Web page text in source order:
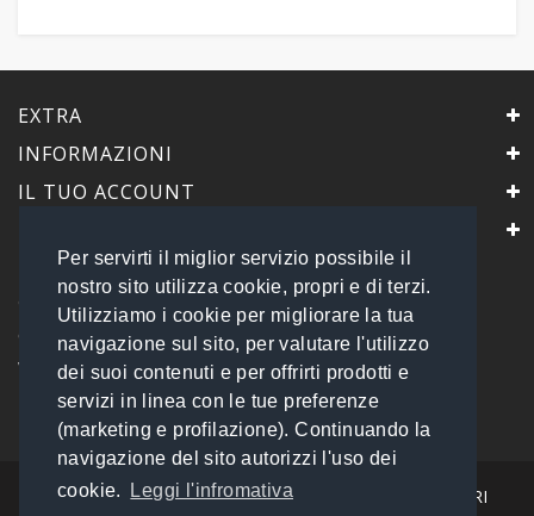
Per servirti il miglior servizio possibile il
nostro sito utilizza cookie, propri e di terzi.
Utilizziamo i cookie per migliorare la tua
navigazione sul sito, per valutare l'utilizzo
dei suoi contenuti e per offrirti prodotti e
servizi in linea con le tue preferenze
(marketing e profilazione). Continuando la
navigazione del sito autorizzi l'uso dei
cookie.
Leggi l'infromativa
EXTRA
INFORMAZIONI
IL TUO ACCOUNT
PrimaScelta Point
è un marchio di
Global Service B2B Srls a socio unico
Via Tolemaide, 15 - 00192 Roma
P.IVA 14693851009 REA: RM - 1540057
Tel: 06 45548245
info@primasceltapoint.it
I NOSTRI CORRIERI